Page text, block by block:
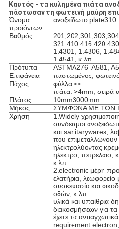
Καυτός - τα κυλημένα πιάτα
πάστωσαν τη φωτεινή μαύρη
Όνομα
προϊόντων
ανοξείδωτο plate310
Βαθμός
1.4301, 1.4306,
1.4541, κ.λπ.
Πρότυπα
ASTMA276, A581,
Επιφάνεια
παστωμένος,
Πάχος
φύλλα:<>
πιάτα: >4mm,
Πλάτος
10mm3000mm
Μήκος
ΣΥΜΦΩΝΑ ΜΕ ΤΟΝ
Χρήση
1.Widely
σύνδεσμοι
και sanitarywares,
που επιμεταλλώνουν
ηλεκτρολύοντας
ήλεκτρο, πετρέλαιο,
κ.λπ.
2.electronic μέρη
ελατήρια, λεωφορείο
συσκευασία και
οδών, κ.λπ.
υλικά και υπαίθρια
διακοσμήσεων για
έχετε τα